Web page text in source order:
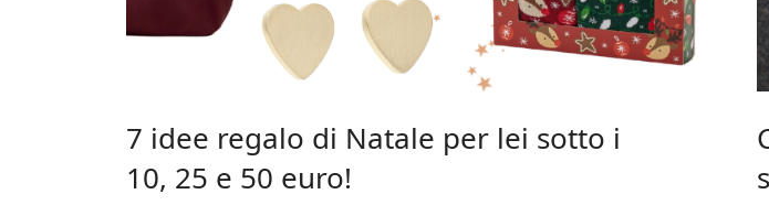
7 idee regalo di Natale per lei sotto i
10, 25 e 50 euro!